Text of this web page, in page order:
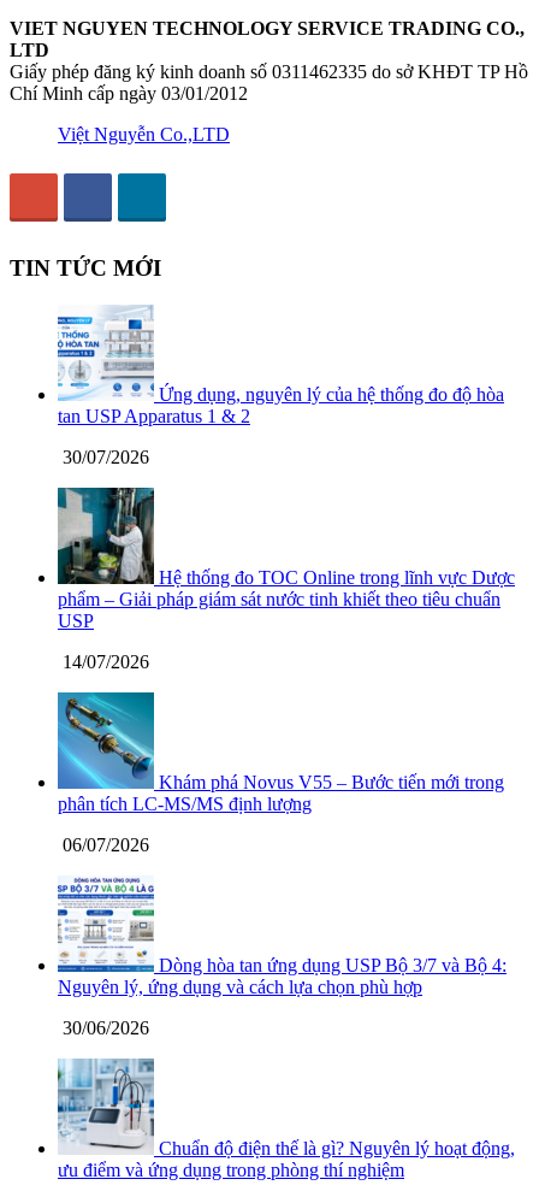
VIET NGUYEN TECHNOLOGY SERVICE TRADING CO.,
LTD
Giấy phép đăng ký kinh doanh số 0311462335 do sở KHĐT TP Hồ
Chí Minh cấp ngày 03/01/2012
Việt Nguyễn Co.,LTD
TIN TỨC MỚI
Ứng dụng, nguyên lý của hệ thống đo độ hòa
tan USP Apparatus 1 & 2
30/07/2026
Hệ thống đo TOC Online trong lĩnh vực Dược
phẩm – Giải pháp giám sát nước tinh khiết theo tiêu chuẩn
USP
14/07/2026
Khám phá Novus V55 – Bước tiến mới trong
phân tích LC-MS/MS định lượng
06/07/2026
Dòng hòa tan ứng dụng USP Bộ 3/7 và Bộ 4:
Nguyên lý, ứng dụng và cách lựa chọn phù hợp
30/06/2026
Chuẩn độ điện thế là gì? Nguyên lý hoạt động,
ưu điểm và ứng dụng trong phòng thí nghiệm